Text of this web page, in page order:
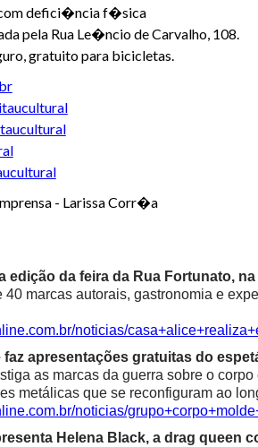
com defici�ncia f�sica
pela Rua Le�ncio de Carvalho, 108.
gratuito para bicicletas.
- Larissa Corr�a
edição da feira da Rua Fortunato,
40 marcas autorais, gastronomia e
noticias/
apresentações gratuitas do
as marcas da guerra sobre o
metálicas que se reconfiguram ao
noticias/
Helena Black, a drag queen